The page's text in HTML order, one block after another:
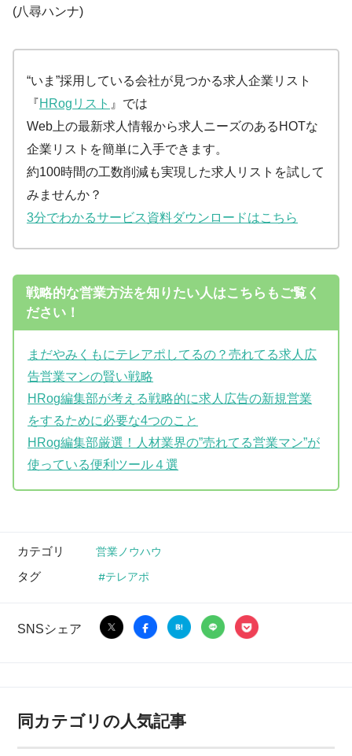
(八尋ハンナ)
“いま”採用している会社が見つかる求人企業リスト
『HRogリスト 』では
Web上の最新求人情報から求人ニーズのあるHOTな
企業リストを簡単に入手できます。
約100時間の工数削減も実現した求人リストを試して
みませんか？
3分でわかるサービス資料ダウンロードはこちら
戦略的な営業方法を知りたい人はこちらもご覧く
ださい！
まだやみくもにテレアポしてるの？売れてる求人広
告営業マンの賢い戦略
HRog編集部が考える戦略的に求人広告の新規営業
をするために必要な4つのこと
HRog編集部厳選！人材業界の”売れてる営業マン”が
使っている便利ツール４選
カテゴリ 営業ノウハウ
タグ テレアポ
SNSシェア
同カテゴリの人気記事